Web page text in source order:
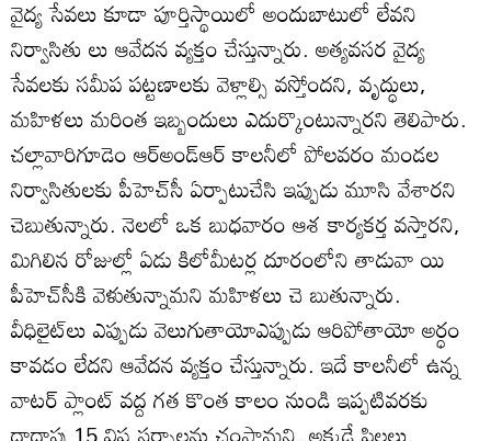
వైద్య సేవలు కూడా పూర్తిస్థాయిలో అందుబాటులో లేవని
నిర్వాసితు లు ఆవేదన వ్యక్తం చేస్తున్నారు. అత్యవసర వైద్య
సేవలకు సమీప పట్టణాలకు వెళ్లాల్సి వస్తోందని, వృద్ధులు,
మహిళలు మరింత ఇబ్బందులు ఎదుర్కొంటున్నారని తెలిపారు.
చల్లావారిగూడెం ఆర్‌అండ్‌ఆర్‌ కాలనీలో పోలవరం మండల
నిర్వాసితులకు పీహెచ్‌సీ ఏర్పాటుచేసి ఇప్పుడు మూసి వేశారని
చెబుతున్నారు. నెలలో ఒక బుధవారం ఆశ కార్యకర్త వస్తారని,
మిగిలిన రోజుల్లో ఏడు కిలోమీటర్ల దూరంలోని తాడువా యి
పీహెచ్‌సీకి వెళుతున్నామని మహిళలు చె బుతున్నారు.
వీధిలైట్‌లు ఎప్పుడు వెలుగుతాయోఎప్పుడు ఆరిపోతాయో అర్ధం
కావడం లేదని ఆవేదన వ్యక్తం చేస్తున్నారు. ఇదే కాలనీలో ఉన్న
వాటర్‌ ప్లాంట్‌ వద్ద గత కొంత కాలం నుండి ఇప్పటివరకు